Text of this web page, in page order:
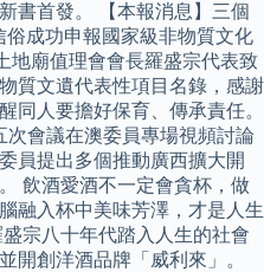
書首發。 【本報消息】三個
成功申報國家級非物質文化
地廟值理會會長羅盛宗代表致
質文遺代表性項目名錄，感謝
同人要擔好保育、傳承責任。
次會議在澳委員專場視頻討論
員提出多個推動廣西擴大開
飲酒愛酒不一定會貪杯，做
融入杯中美味芳澤，才是人生
宗八十年代踏入人生的社會
開創洋酒品牌「威利來」。